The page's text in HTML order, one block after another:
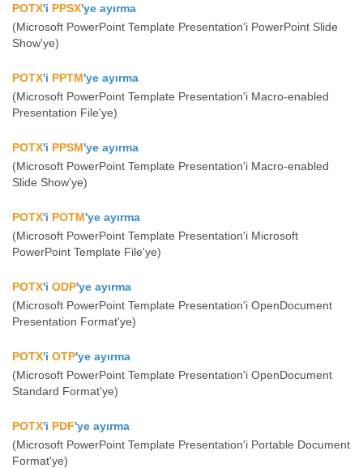
POTX'i PPSX'ye ayırma
(Microsoft PowerPoint Template Presentation'i PowerPoint Slide
Show'ye)
POTX'i PPTM'ye ayırma
(Microsoft PowerPoint Template Presentation'i Macro-enabled
Presentation File'ye)
POTX'i PPSM'ye ayırma
(Microsoft PowerPoint Template Presentation'i Macro-enabled
Slide Show'ye)
POTX'i POTM'ye ayırma
(Microsoft PowerPoint Template Presentation'i Microsoft
PowerPoint Template File'ye)
POTX'i ODP'ye ayırma
(Microsoft PowerPoint Template Presentation'i OpenDocument
Presentation Format'ye)
POTX'i OTP'ye ayırma
(Microsoft PowerPoint Template Presentation'i OpenDocument
Standard Format'ye)
POTX'i PDF'ye ayırma
(Microsoft PowerPoint Template Presentation'i Portable Document
Format'ye)